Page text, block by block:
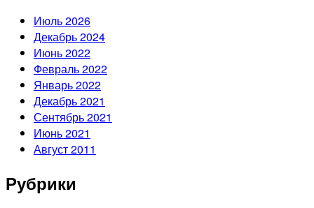
Июль 2026
Декабрь 2024
Июнь 2022
Февраль 2022
Январь 2022
Декабрь 2021
Сентябрь 2021
Июнь 2021
Август 2011
Рубрики